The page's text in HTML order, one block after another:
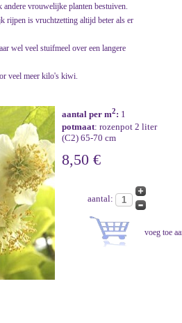
vrouwelijke planten bestuiven.
rijpen is vruchtzetting altijd beter als er
wel veel stuifmeel over een langere
veel meer kilo's kiwi.
aantal per m2: 1
potmaat: rozenpot 2 liter
(C2) 65-70 cm
8,50 €
aantal: